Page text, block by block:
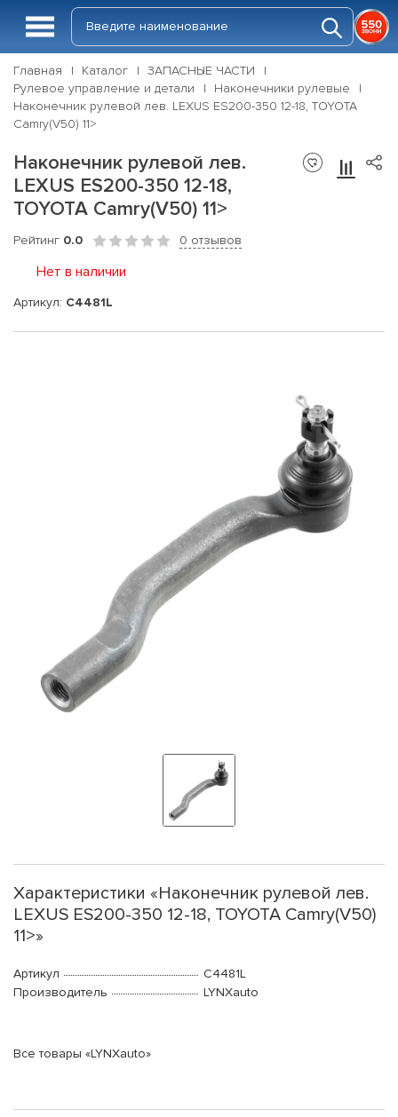
Главная Каталог
ЗАПАСНЫЕ ЧАСТИ
Рулевое управление и детали
Наконечники рулевые
Наконечник рулевой лев. LEXUS ES200-350 12-18, TOYOTA
Camry(V50) 11>
Наконечник рулевой лев.
LEXUS ES200-350 12-18,
TOYOTA Camry(V50) 11>
Рейтинг 0.0 0 отзывов
Нет в наличии
Артикул: C4481L
Характеристики «Наконечник рулевой лев.
LEXUS ES200-350 12-18, TOYOTA Camry(V50)
11>»
Артикул
C4481L
Производитель
LYNXauto
Все товары «LYNXauto»